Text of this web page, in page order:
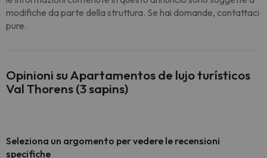
modifiche da parte della struttura. Se hai domande, contattaci
pure.
Opinioni su Apartamentos de lujo turísticos
Val Thorens (3 sapins)
Seleziona un argomento per vedere le recensioni
specifiche